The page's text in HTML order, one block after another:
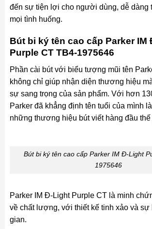
đến sự tiện lợi cho người dùng, dễ dàng
mọi tình huống.
Bút bi ký tên cao cấp Parker IM
Purple CT TB4-1975646
Phần cài bút với biểu tượng mũi tên
không chỉ giúp nhận diện thương hiệu
sự sang trọng của sản phẩm. Với hơn
Parker đã khẳng định tên tuổi của mình
những thương hiệu bút viết hàng đầu
Bút bi ký tên cao cấp Parker IM Đ-Light
1975646
Parker IM Đ-Light Purple CT là minh
về chất lượng, với thiết kế tinh xảo và sự
gian.